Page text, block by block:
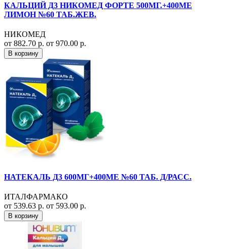
КАЛЬЦИЙ Д3 НИКОМЕД ФОРТЕ 500МГ.+400МЕ
ЛИМОН №60 ТАБ.ЖЕВ.
НИКОМЕД
от 882.70 р. от 970.00 р.
В корзину
НАТЕКАЛЬ Д3 600МГ+400МЕ №60 ТАБ. Д/РАСС.
ИТАЛФАРМАКО
от 539.63 р. от 593.00 р.
В корзину